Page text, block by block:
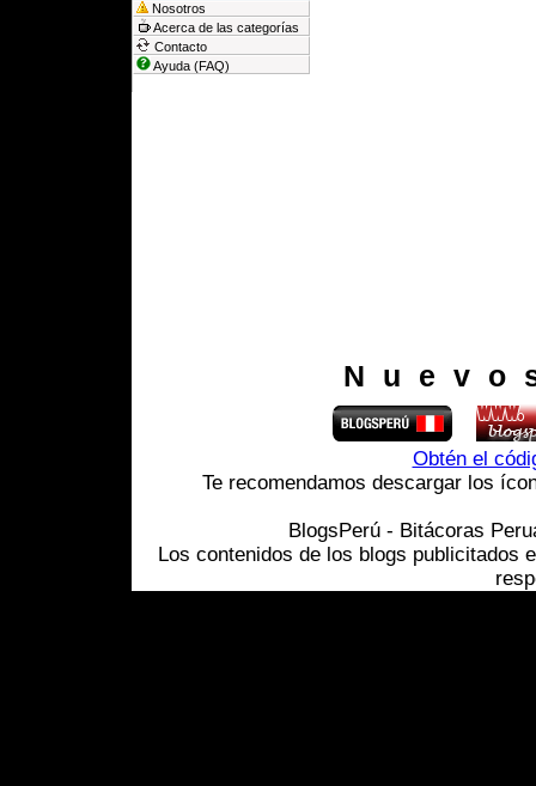
Nosotros
Acerca de las categorías
Contacto
Ayuda (FAQ)
Obtén el
Te recomendamos descargar los
BlogsPerú - Bitácoras
Los contenidos de los blogs publicitados